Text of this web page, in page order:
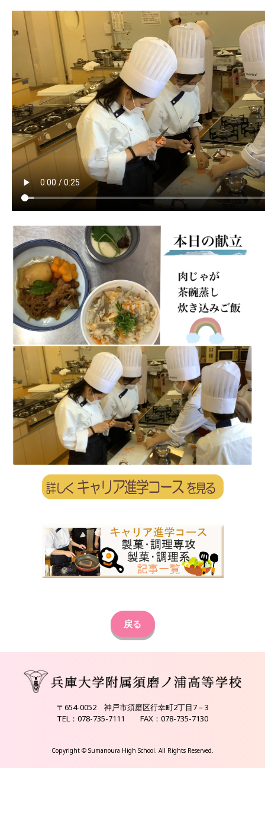
戻る
〒654-0052 神戸市須磨区行幸町2丁目7－3
TEL：078-735-7111 FAX：078-735-7130
Copyright © Sumanoura High School. All Rights Reserved.